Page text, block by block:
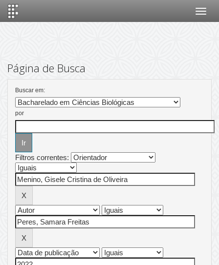
Página de Busca
Buscar em:
por
Filtros correntes: